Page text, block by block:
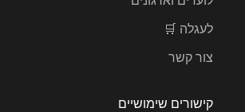
לעגלה 🛒
צור קשר
קישורים שימושיים